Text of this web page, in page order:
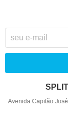
Avenida Capitão